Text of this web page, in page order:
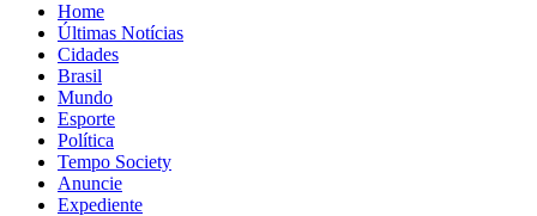
Home
Últimas Notícias
Cidades
Brasil
Mundo
Esporte
Política
Tempo Society
Anuncie
Expediente